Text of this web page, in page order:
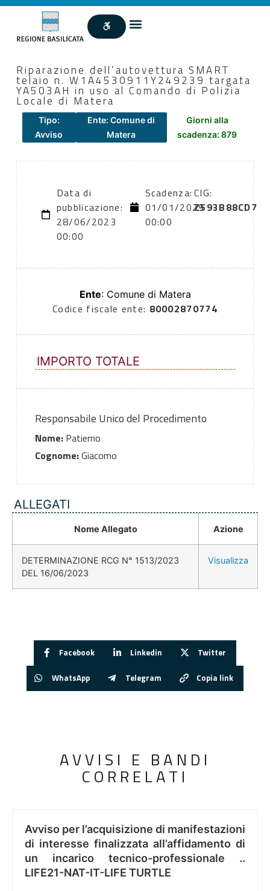
Riparazione dell’autovettura SMART
telaio n. W1A4530911Y249239 targata
YA503AH in uso al Comando di Polizia
Locale di Matera
Tipo:
Avviso
Ente: Comune di
Matera
Giorni alla
scadenza: 879
Data di
pubblicazione:
28/06/2023
00:00
Scadenza:
01/01/2029
00:00
CIG:
Z593B88CD7
Ente: Comune di Matera
Codice fiscale ente: 80002870774
IMPORTO TOTALE
Responsabile Unico del Procedimento
Nome:Patierno
Cognome:Giacomo
ALLEGATI
Nome Allegato Azione
DETERMINAZIONE RCG N° 1513/2023
DEL 16/06/2023
Visualizza
Facebook Linkedin Twitter
WhatsApp Telegram Copia link
AVVISI E BANDI
CORRELATI
Avviso per l’acquisizione di manifestazioni
di interesse finalizzata all’affidamento di
un incarico tecnico-professionale ..
LIFE21-NAT-IT-LIFE TURTLE